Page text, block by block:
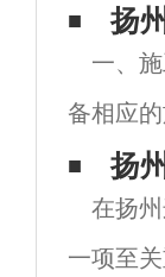
扬
一、
备相应
证书，
水材料
学稳定
扬
在扬
一项至